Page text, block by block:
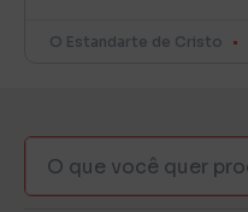
O Estandarte de Cristo